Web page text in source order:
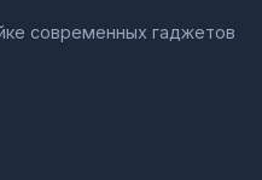
современных гаджетов